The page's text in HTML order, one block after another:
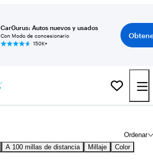
CarGurus: Autos nuevos y usados
Con Modo de concesionario
150K+
Ordenar
A 100 millas de distancia Millaje Color